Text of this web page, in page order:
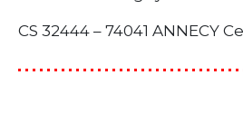
CS 32444 – 74041 ANNECY